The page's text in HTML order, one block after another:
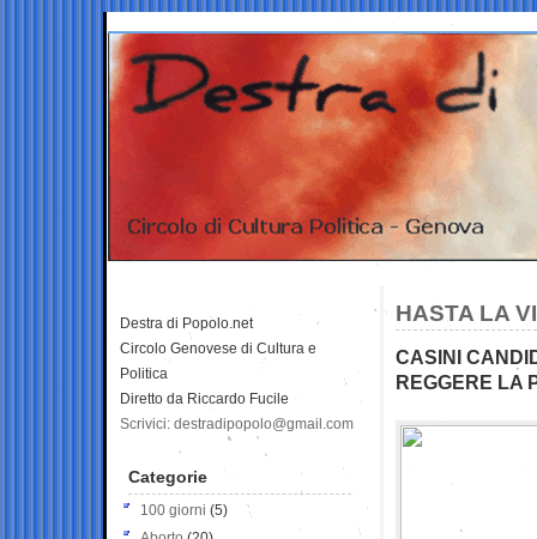
HASTA LA
CASINI
REGGERE LA
Destra di Popolo.net
Circolo Genovese di Cultura e
Politica
Diretto da Riccardo Fucile
Scrivici: destradipopolo@gmail.com
Categorie
100 giorni (5)